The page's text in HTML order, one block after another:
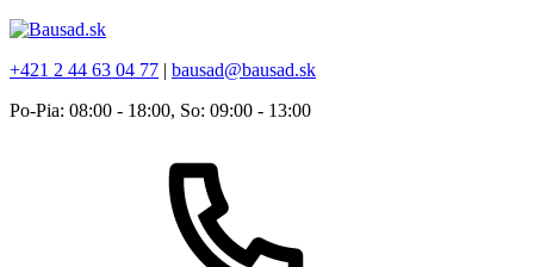
+421 2 44 63 04 77 | bausad@bausad.sk
Po-Pia: 08:00 - 18:00, So: 09:00 - 13:00